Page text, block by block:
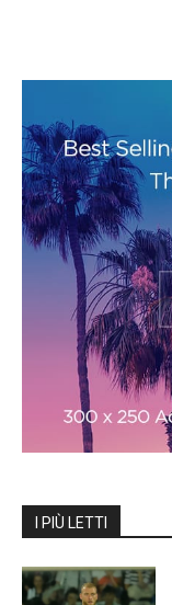
I PIÙ LETTI